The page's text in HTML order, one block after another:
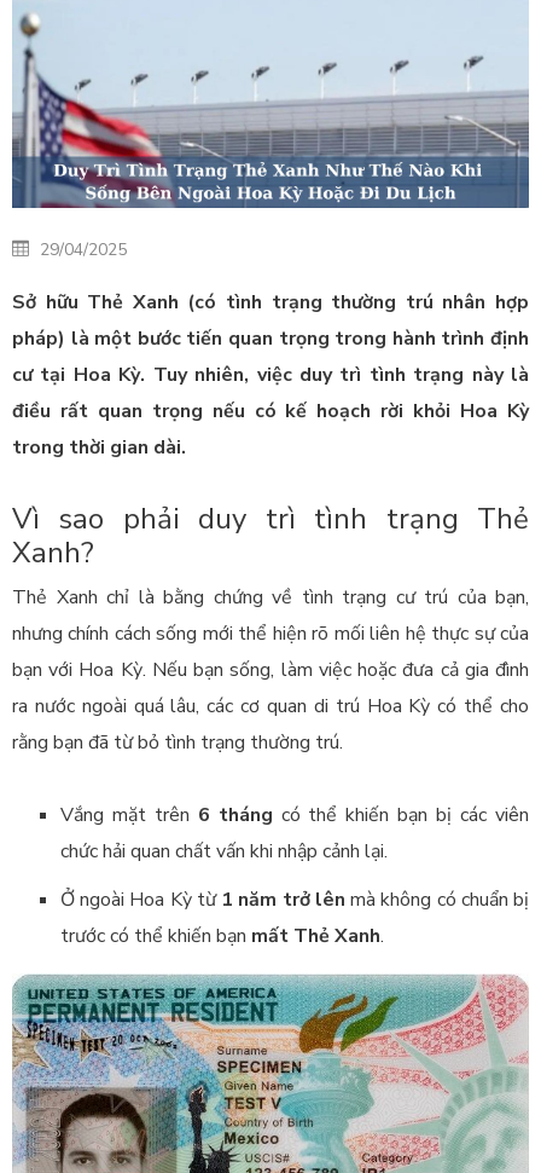
29/04/2025
Sở hữu Thẻ Xanh (có tình trạng thường trú nhân hợp
pháp) là một bước tiến quan trọng trong hành trình định
cư tại Hoa Kỳ. Tuy nhiên, việc duy trì tình trạng này là
điều rất quan trọng nếu có kế hoạch rời khỏi Hoa Kỳ
trong thời gian dài.
Vì sao phải duy trì tình trạng Thẻ
Xanh?
Thẻ Xanh chỉ là bằng chứng về tình trạng cư trú của bạn,
nhưng chính cách sống mới thể hiện rõ mối liên hệ thực sự của
bạn với Hoa Kỳ. Nếu bạn sống, làm việc hoặc đưa cả gia đình
ra nước ngoài quá lâu, các cơ quan di trú Hoa Kỳ có thể cho
rằng bạn đã từ bỏ tình trạng thường trú.
Vắng mặt trên 6 tháng có thể khiến bạn bị các viên
chức hải quan chất vấn khi nhập cảnh lại.
Ở ngoài Hoa Kỳ từ 1 năm trở lên mà không có chuẩn bị
trước có thể khiến bạn mất Thẻ Xanh.